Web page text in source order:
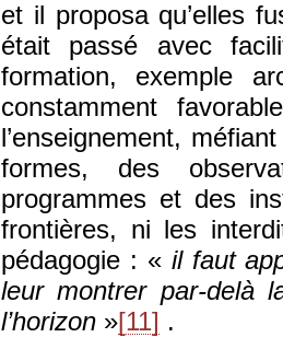
et il proposa qu’elles
était passé avec
formation, exemple
constamment
l’enseignement,
formes, des
programmes et des
frontières, ni les
pédagogie : « il faut
leur montrer par-delà
l’horizon »[11] .